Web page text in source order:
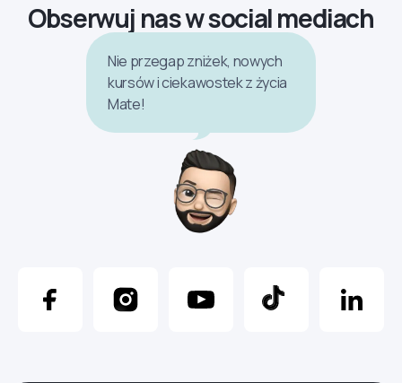
Obserwuj nas w social mediach
Nie przegap zniżek, nowych
kursów i ciekawostek z życia
Mate!